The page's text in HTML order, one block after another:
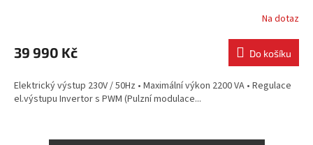
Na dotaz
39 990 Kč Do košíku
Elektrický výstup 230V / 50Hz • Maximální výkon 2200 VA • Regulace
el.výstupu Invertor s PWM (Pulzní modulace...